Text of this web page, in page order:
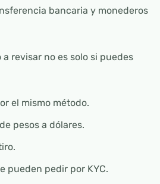
bancaria y monederos
revisar no es solo si puedes
el mismo método.
pesos a dólares.
pueden pedir por KYC.